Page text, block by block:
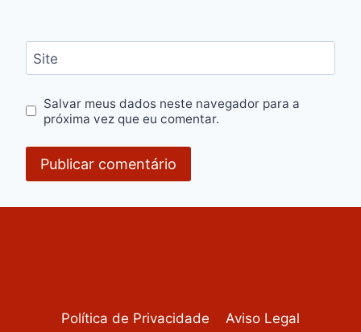
Site
Salvar meus dados neste navegador para a
próxima vez que eu comentar.
Política de Privacidade Aviso Legal